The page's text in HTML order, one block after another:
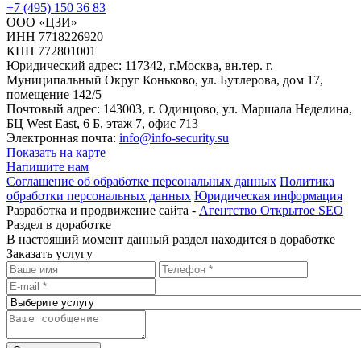
+7 (495) 150 36 83
ООО «ЦЗИ»
ИНН 7718226920
КПП 772801001
Юридический адрес: 117342, г.Москва, вн.тер. г.
Муниципальный Округ Коньково, ул. Бутлерова, дом 17,
помещение 142/5
Почтовый адрес: 143003, г. Одинцово, ул. Маршала Неделина,
БЦ West East, 6 Б, этаж 7, офис 713
Электронная почта: info@info-security.su
Показать на карте
Напишите нам
Соглашение об обработке персональных данных Политика
обработки персональных данных Юридическая информация
Разработка и продвижение сайта - Агентство Открытое SEO
Раздел в доработке
В настоящий момент данный раздел находится в доработке
Заказать услугу